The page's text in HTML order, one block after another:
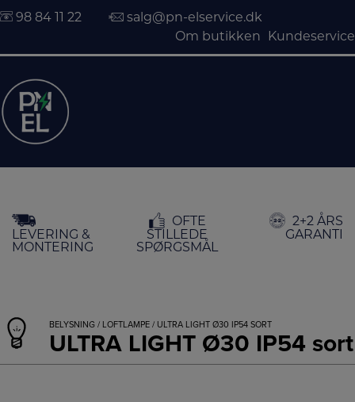
indholdet
98 84 11 22
salg@pn-elservice.dk
Om butikken
Kundeservice
LEVERING &
MONTERING
OFTE
STILLEDE
SPØRGSMÅL
2+2 ÅRS
GARANTI
BELYSNING / LOFTLAMPE / ULTRA LIGHT Ø30 IP54 SORT
ULTRA LIGHT Ø30 IP54 sort